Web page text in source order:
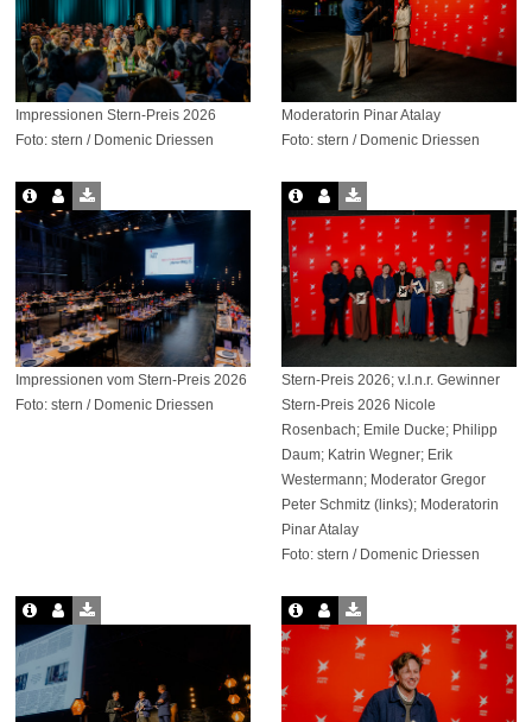
Impressionen Stern-Preis 2026
Foto: stern / Domenic Driessen
Moderatorin Pinar Atalay
Foto: stern / Domenic Driessen
Impressionen vom Stern-Preis 2026
Foto: stern / Domenic Driessen
Stern-Preis 2026; v.l.n.r. Gewinner
Stern-Preis 2026 Nicole
Rosenbach; Emile Ducke; Philipp
Daum; Katrin Wegner; Erik
Westermann; Moderator Gregor
Peter Schmitz (links); Moderatorin
Pinar Atalay
Foto: stern / Domenic Driessen